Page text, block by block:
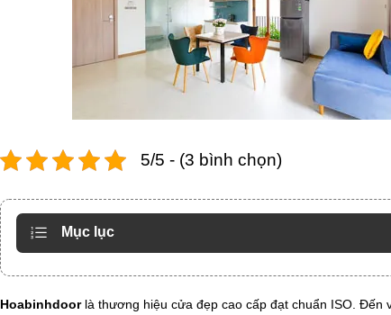
5/5 - (3 bình chọn)
Mục lục
Hoabinhdoorlà thương hiệu cửa đẹp cao cấp đạt chuẩn ISO. Đến